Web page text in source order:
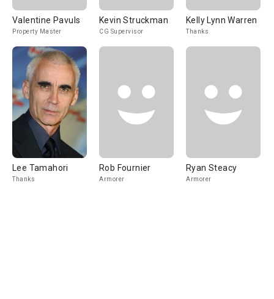
Valentine Pavuls
Property Master
Kevin Struckman
CG Supervisor
Kelly Lynn Warren
Thanks
Lee Tamahori
Thanks
Rob Fournier
Armorer
Ryan Steacy
Armorer